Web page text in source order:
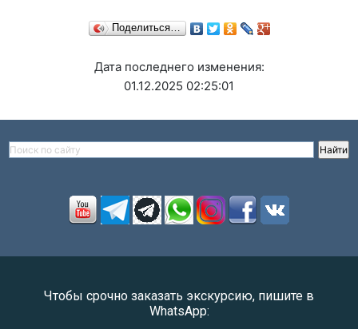
Поделиться…
Дата последнего изменения:
01.12.2025 02:25:01
Чтобы срочно заказать экскурсию, пишите в
WhatsApp: